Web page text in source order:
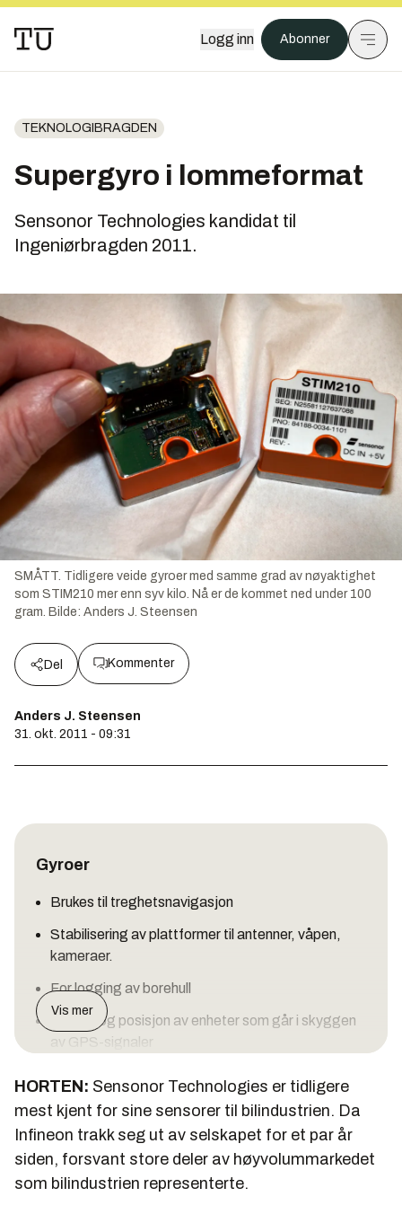
Logg inn Abonner
TEKNOLOGIBRAGDEN
Supergyro i lommeformat
Sensonor Technologies kandidat til
Ingeniørbragden 2011.
SMÅTT. Tidligere veide gyroer med samme grad av nøyaktighet
som STIM210 mer enn syv kilo. Nå er de kommet ned under 100
gram. Bilde: Anders J. Steensen
Del Kommenter
Anders J. Steensen
31. okt. 2011 - 09:31
Gyroer
Brukes til treghetsnavigasjon
Stabilisering av plattformer til antenner, våpen,
kameraer.
For logging av borehull
Styring og posisjon av enheter som går i skyggen
av GPS-signaler
Ingeniørbragden
Vis mer
HORTEN: Sensonor Technologies er tidligere
mest kjent for sine sensorer til bilindustrien. Da
Infineon trakk seg ut av selskapet for et par år
siden, forsvant store deler av høyvolummarkedet
som bilindustrien representerte.